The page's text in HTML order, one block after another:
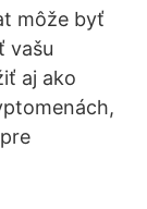
môže byť
vašu
aj ako